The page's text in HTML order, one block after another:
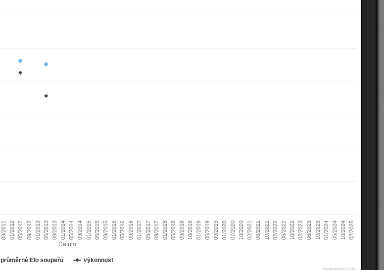
Datum
průměrné Elo soupeřů výkonnost
09/2011 01/2012 05/2012 09/2012 01/2013 05/2013 09/2013 01/2014 05/2014 09/2014 01/2015 05/2015 09/2015 01/2016 05/2016 09/2016 01/2017 05/2017 09/2017 01/2018 05/2018 09/2018 10/2018 01/2019 05/2019 09/2019 01/2020 07/2020 10/2020 02/2021 06/2021 10/2021 02/2022 06/2022 10/2022 02/2023 06/2023 10/2023 01/2024 05/2024 10/2024 02/2025